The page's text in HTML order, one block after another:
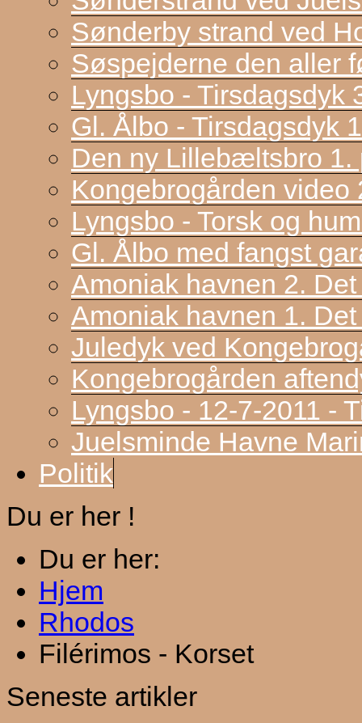
Sønderby strand ved
Søspejderne den aller
Lyngsbo - Tirsdagsdyk
Gl. Ålbo - Tirsdagsdyk
Den ny Lillebæltsbro 1.
Kongebrogården video
Lyngsbo - Torsk og
Gl. Ålbo med fangst
Amoniak havnen 2.
Amoniak havnen 1.
Juledyk ved
Kongebrogården
Lyngsbo - 12-7-2011 -
Juelsminde Havne
Politik
Du er her !
Du er her:
Hjem
Rhodos
Filérimos - Korset
Seneste artikler